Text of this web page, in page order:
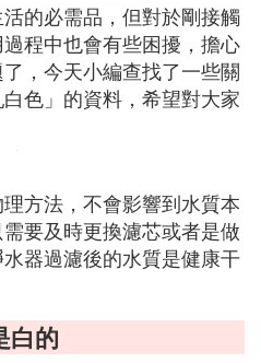
的必需品，但對於剛接觸
程中也會有些困擾，擔心
，今天小編查找了一些關
色」的資料，希望對大家
方法，不會影響到水質本
要及時更換濾芯或者是做
器過濾後的水質是健康干
白的